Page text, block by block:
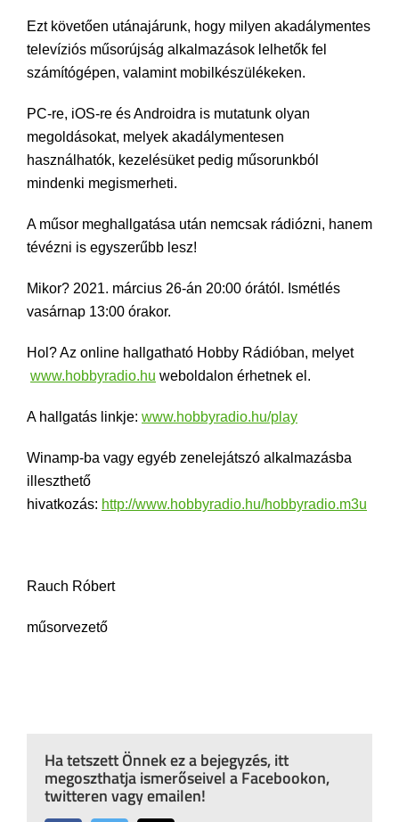
Ezt követően utánajárunk, hogy milyen akadálymentes
televíziós műsorújság alkalmazások lelhetők fel
számítógépen, valamint mobilkészülékeken.
PC-re, iOS-re és Androidra is mutatunk olyan
megoldásokat, melyek akadálymentesen
használhatók, kezelésüket pedig műsorunkból
mindenki megismerheti.
A műsor meghallgatása után nemcsak rádiózni, hanem
tévézni is egyszerűbb lesz!
Mikor? 2021. március 26-án 20:00 órától. Ismétlés
vasárnap 13:00 órakor.
Hol? Az online hallgatható Hobby Rádióban, melyet
www.hobbyradio.hu weboldalon érhetnek el.
A hallgatás linkje: www.hobbyradio.hu/play
Winamp-ba vagy egyéb zenelejátszó alkalmazásba
illeszthető
hivatkozás: http://www.hobbyradio.hu/hobbyradio.m3u
Rauch Róbert
műsorvezető
Ha tetszett Önnek ez a bejegyzés, itt
megoszthatja ismerőseivel a Facebookon,
twitteren vagy emailen!